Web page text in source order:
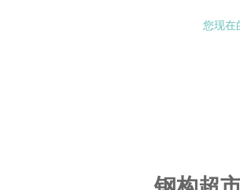
您现在